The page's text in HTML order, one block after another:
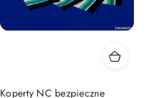
Koperty NC bezpieczne